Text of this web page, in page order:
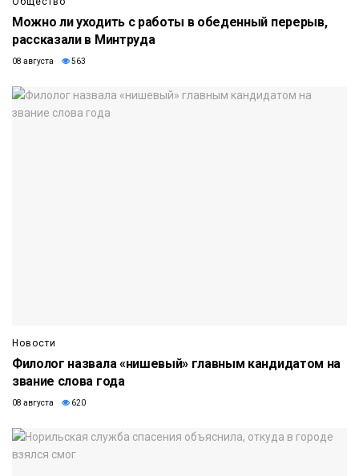
Можно ли уходить с работы в обеденный перерыв,
рассказали в Минтруда
08 августа 563
Новости
Филолог назвала «нишевый» главным кандидатом на
звание слова года
08 августа 620